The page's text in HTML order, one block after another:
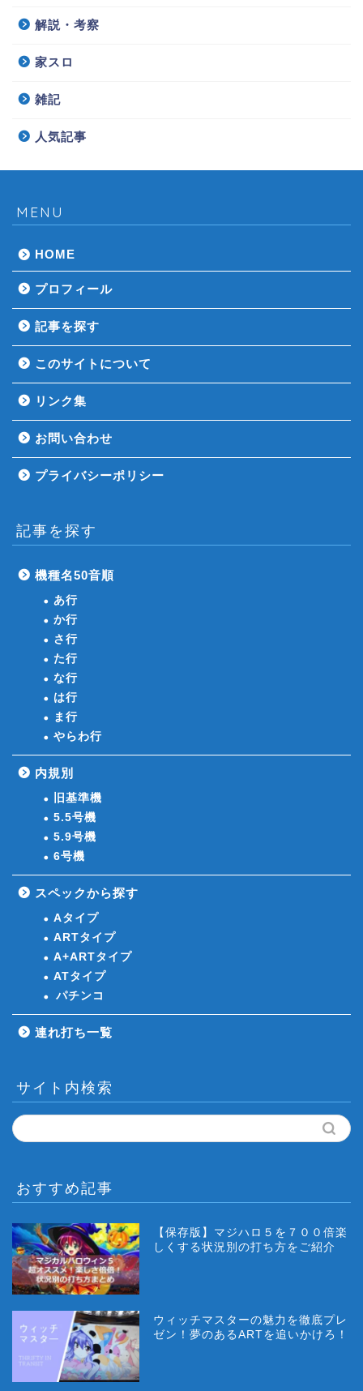
解説・考察
家スロ
雑記
人気記事
MENU
HOME
プロフィール
記事を探す
このサイトについて
リンク集
お問い合わせ
プライバシーポリシー
記事を探す
機種名50音順
あ行
か行
さ行
た行
な行
は行
ま行
やらわ行
内規別
旧基準機
5.5号機
5.9号機
6号機
スペックから探す
Aタイプ
ARTタイプ
A+ARTタイプ
ATタイプ
パチンコ
連れ打ち一覧
サイト内検索
おすすめ記事
【保存版】マジハロ５を７００倍楽
しくする状況別の打ち方をご紹介
ウィッチマスターの魅力を徹底プレ
ゼン！夢のあるARTを追いかけろ！